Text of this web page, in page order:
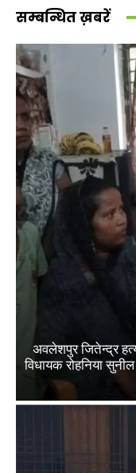
सम्बन्धित ख़बरें
अवलेशपुर जितेन्द्र
विधायक रोहनिया